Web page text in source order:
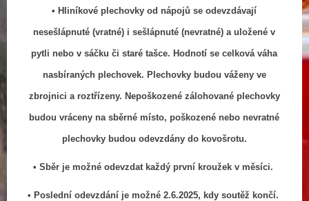
• Hliníkové plechovky od nápojů se odevzdávají
nesešlápnuté (vratné) i sešlápnuté (nevratné) a uložené v
pytli nebo v sáčku či staré tašce. Hodnotí se celková váha
nasbíraných plechovek. Plechovky budou váženy ve
zbrojnici a roztřízeny. Nepoškozené zálohované plechovky
budou vráceny na sběrné místo, poškozené nebo nevratné
plechovky budou odevzdány do kovošrotu.
• Sběr je možné odevzdat každý první kroužek v měsíci.
• Poslední odevzdání je možné 2.6.2025, kdy soutěž končí.